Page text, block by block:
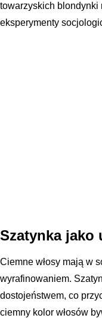
towarzyskich blondynki
eksperymenty
Szatynka jako
Ciemne włosy mają w
wyrafinowaniem.
dostojeństwem, co
ciemny kolor włosów